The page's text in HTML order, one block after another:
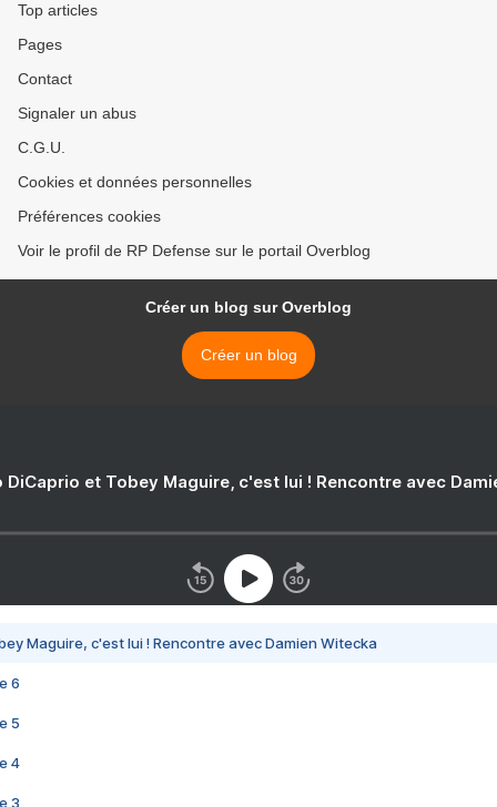
Top articles
Pages
Contact
Signaler un abus
C.G.U.
Cookies et données personnelles
Préférences cookies
Voir le profil de RP Defense sur le portail Overblog
Créer un blog sur Overblog
Créer un blog
DiCaprio et Tobey Maguire, c'est lui ! Rencontre avec
Maguire, c'est lui ! Rencontre avec Damien Witecka
6
5
4
3